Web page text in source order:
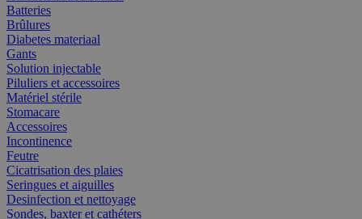
Batteries
Brûlures
Diabetes materiaal
Gants
Solution injectable
Piluliers et accessoires
Matériel stérile
Stomacare
Accessoires
Incontinence
Feutre
Cicatrisation des plaies
Seringues et aiguilles
Desinfection et nettoyage
Sondes, baxter et cathéters